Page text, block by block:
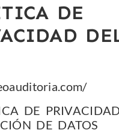
DE
DE
DE DATOS